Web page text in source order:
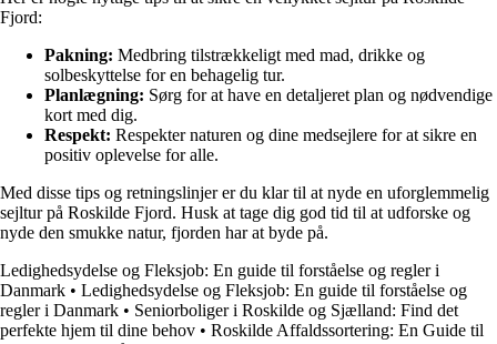
Fjord:
Pakning: Medbring tilstrækkeligt med mad, drikke og
solbeskyttelse for en behagelig tur.
Planlægning: Sørg for at have en detaljeret plan og nødvendige
kort med dig.
Respekt: Respekter naturen og dine medsejlere for at sikre en
positiv oplevelse for alle.
Med disse tips og retningslinjer er du klar til at nyde en uforglemmelig
sejltur på Roskilde Fjord. Husk at tage dig god tid til at udforske og
nyde den smukke natur, fjorden har at byde på.
Ledighedsydelse og Fleksjob: En guide til forståelse og regler i
Danmark • Ledighedsydelse og Fleksjob: En guide til forståelse og
regler i Danmark • Seniorboliger i Roskilde og Sjælland: Find det
perfekte hjem til dine behov • Roskilde Affaldssortering: En Guide til